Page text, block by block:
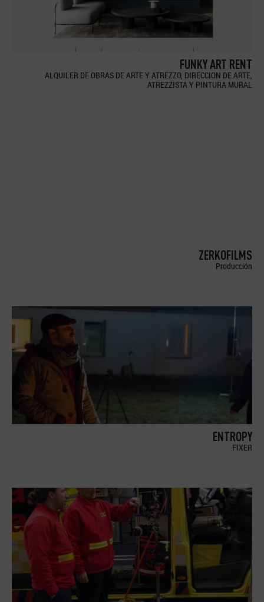
FUNKY ART RENT
ALQUILER DE OBRAS DE ARTE Y ATREZZO, DIRECCION DE ARTE,
ATREZZISTA Y PINTURA MURAL
ZERKOFILMS
Producción
ENTROPY
FIXER